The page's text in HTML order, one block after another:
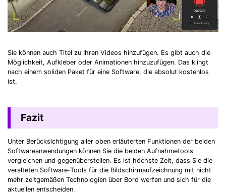
Sie können auch Titel zu Ihren Videos hinzufügen. Es gibt auch die
Möglichkeit, Aufkleber oder Animationen hinzuzufügen. Das klingt
nach einem soliden Paket für eine Software, die absolut kostenlos
ist.
Fazit
Unter Berücksichtigung aller oben erläuterten Funktionen der beiden
Softwareanwendungen können Sie die beiden Aufnahmetools
vergleichen und gegenüberstellen. Es ist höchste Zeit, dass Sie die
veralteten Software-Tools für die Bildschirmaufzeichnung mit nicht
mehr zeitgemäßen Technologien über Bord werfen und sich für die
aktuellen entscheiden.